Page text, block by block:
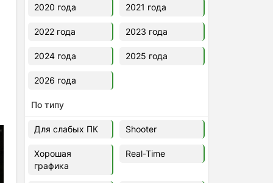
2020 года 2021 года
2022 года 2023 года
2024 года 2025 года
2026 года
По типу
Для слабых ПК Shooter
Хорошая
графика
Real-Time